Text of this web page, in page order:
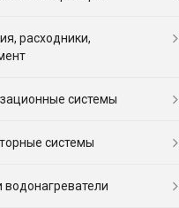
расходники,
системы
системы
водонагреватели